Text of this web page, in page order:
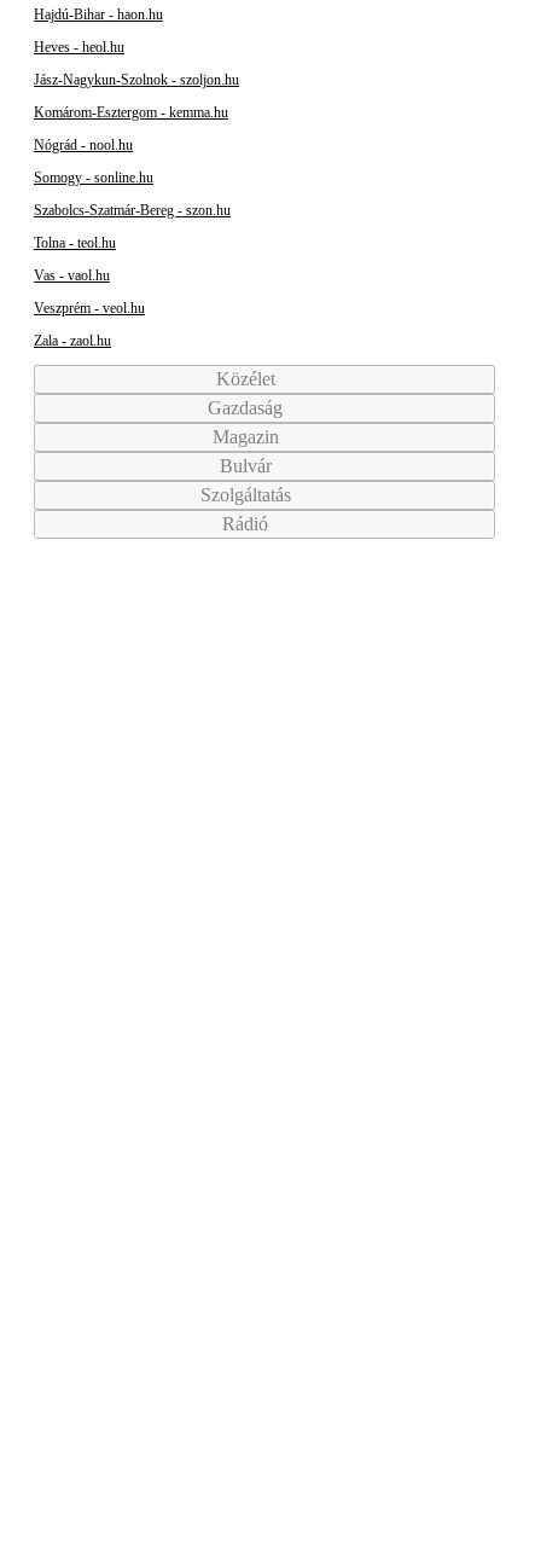
Hajdú-Bihar - haon.hu
Heves - heol.hu
Jász-Nagykun-Szolnok - szoljon.hu
Komárom-Esztergom - kemma.hu
Nógrád - nool.hu
Somogy - sonline.hu
Szabolcs-Szatmár-Bereg - szon.hu
Tolna - teol.hu
Vas - vaol.hu
Veszprém - veol.hu
Zala - zaol.hu
Közélet
Gazdaság
Magazin
Bulvár
Szolgáltatás
Rádió